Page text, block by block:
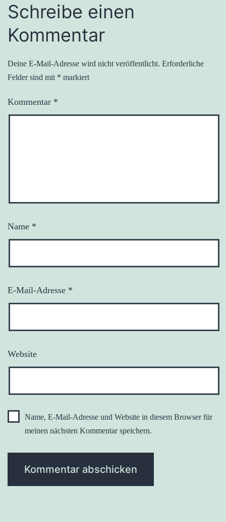
Schreibe einen
Kommentar
Deine E-Mail-Adresse wird nicht veröffentlicht. Erforderliche
Felder sind mit * markiert
Kommentar *
Name *
E-Mail-Adresse *
Website
Name, E-Mail-Adresse und Website in diesem Browser für
meinen nächsten Kommentar speichern.